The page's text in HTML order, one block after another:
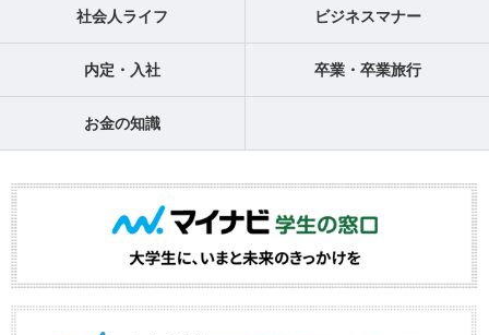
社会人ライフ ビジネスマナー
内定・入社 卒業・卒業旅行
お金の知識